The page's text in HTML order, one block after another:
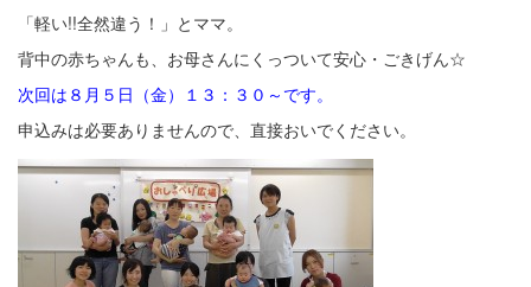
「軽い!!全然違う！」とママ。
背中の赤ちゃんも、お母さんにくっついて安心・ごきげん☆
次回は８月５日（金）１３：３０～です。
申込みは必要ありませんので、直接おいでください。